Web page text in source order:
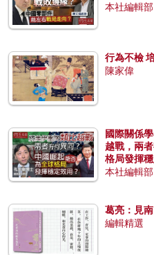
本社編輯部
行為不檢
陳家偉
國際關係
越戰，兩
格局發揮
本社編輯部
葛亮：見
編輯精選